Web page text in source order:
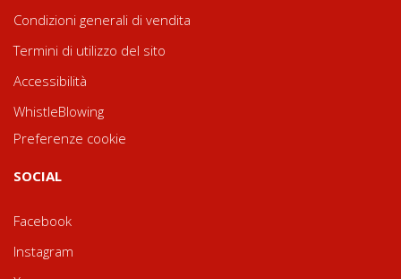
Condizioni generali di vendita
Termini di utilizzo del sito
Accessibilità
WhistleBlowing
Preferenze cookie
SOCIAL
Facebook
Instagram